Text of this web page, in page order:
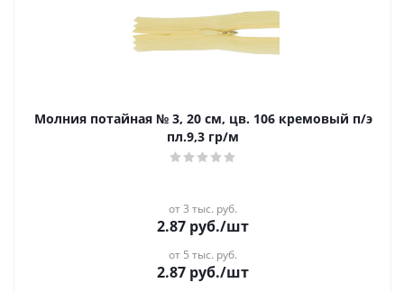
Молния потайная № 3, 20 см, цв. 106 кремовый п/э
пл.9,3 гр/м
от 3 тыс. руб.
2.87 руб./шт
от 5 тыс. руб.
2.87 руб./шт